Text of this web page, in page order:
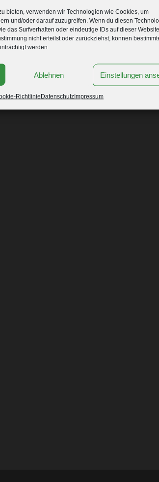
bieten, verwenden wir Technologien wie Cookies, um
und/oder darauf zuzugreifen. Wenn du diesen
das Surfverhalten oder eindeutige IDs auf dieser Website
nicht erteilst oder zurückziehst, können
werden.
Ablehnen Einstellungen
RichtlinieDatenschutzImpressum